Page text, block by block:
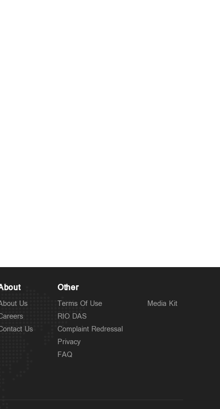
Us
Us
Other
Terms Of Use
RIO DAS
Complaint Redressal
Privacy
FAQ
Media Kit